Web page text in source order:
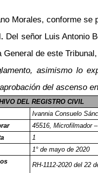
Morales, conforme se
Del señor Luis Antonio
de este
asimismo lo
del ascenso
DEL REGISTRO CIVIL
Ivannia Consuelo
45516, Microfilmador –
1
1° de mayo de 2020
RH-1112-2020 del 22